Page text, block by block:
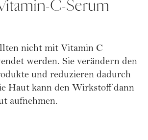
C-Serum
nicht mit Vitamin C
werden. Sie verändern den
und reduzieren dadurch
Haut kann den Wirkstoff dann
aufnehmen.